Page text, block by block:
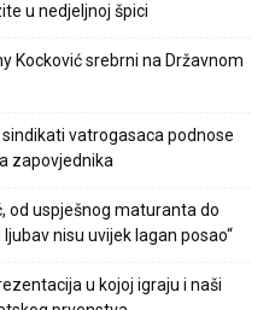
u nedjeljnoj špici
Kocković srebrni na Državnom
vatrogasaca podnose
zapovjednika
od uspješnog maturanta do
nisu uvijek lagan posao“
u kojoj igraju i naši